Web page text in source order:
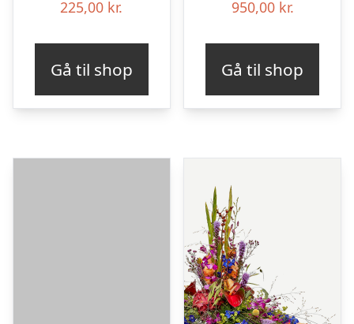
225,00 kr.
Gå til shop
950,00 kr.
Gå til shop